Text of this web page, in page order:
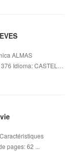
ALMAS
Idioma: CASTEL…
pages: 62 ...